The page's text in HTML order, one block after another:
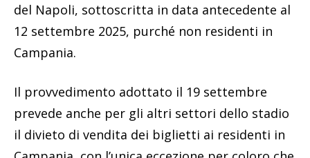
del Napoli, sottoscritta in data antecedente al
12 settembre 2025, purché non residenti in
Campania.
Il provvedimento adottato il 19 settembre
prevede anche per gli altri settori dello stadio
il divieto di vendita dei biglietti ai residenti in